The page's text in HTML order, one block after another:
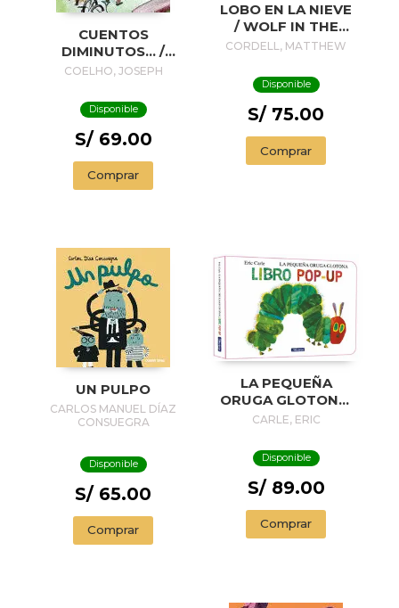
CUENTOS
DIMINUTOS... /
TINY STORIES...
COELHO, JOSEPH
Disponible
S/ 69.00
Comprar
LOBO EN LA NIEVE
/ WOLF IN THE
SNOW
CORDELL, MATTHEW
Disponible
S/ 75.00
Comprar
UN PULPO
CARLOS MANUEL DÍAZ
CONSUEGRA
Disponible
S/ 65.00
Comprar
LA PEQUEÑA
ORUGA GLOTONA.
EL LIBRO POP-UP
CARLE)
CARLE, ERIC
Disponible
S/ 89.00
Comprar